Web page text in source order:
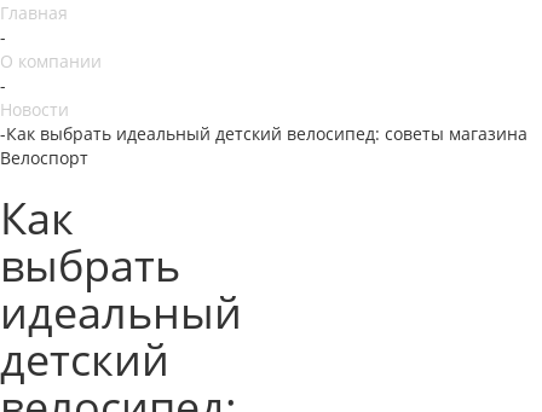
Главная
-
О компании
-
Новости
-Как выбрать идеальный детский велосипед: советы магазина
Велоспорт
Как
выбрать
идеальный
детский